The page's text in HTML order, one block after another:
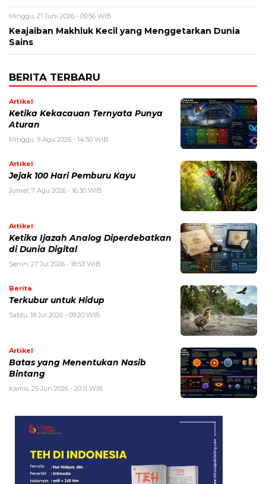
Minggu, 21 Juni 2026 - 09:56 WIB
Keajaiban Makhluk Kecil yang Menggetarkan Dunia
Sains
BERITA TERBARU
Artikel
Ketika Kekacauan Ternyata Punya
Aturan
Minggu, 9 Agu 2026 - 14:50 WIB
Artikel
Jejak 100 Hari Pemburu Kayu
Jumat, 7 Agu 2026 - 16:30 WIB
Artikel
Ketika Ijazah Analog Diperdebatkan
di Dunia Digital
Senin, 27 Jul 2026 - 18:53 WIB
Berita
Terkubur untuk Hidup
Sabtu, 18 Jul 2026 - 09:20 WIB
Artikel
Batas yang Menentukan Nasib
Bintang
Kamis, 25 Jun 2026 - 20:11 WIB